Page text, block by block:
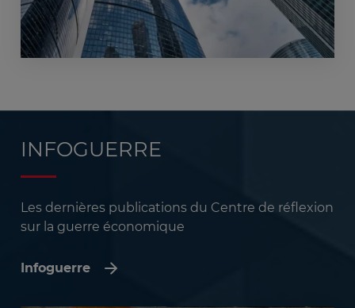
INFOGUERRE
Les dernières publications du Centre de réflexion
sur la guerre économique
Infoguerre